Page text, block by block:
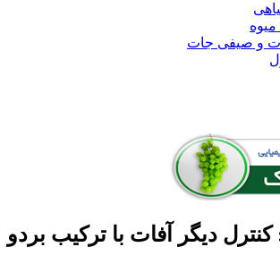
و صیفی جات
دیگر آفات با ترکیب بردو